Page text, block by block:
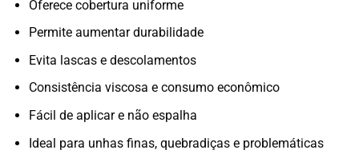
Oferece cobertura uniforme
Permite aumentar durabilidade
Evita lascas e descolamentos
Consistência viscosa e consumo econômico
Fácil de aplicar e não espalha
Ideal para unhas finas, quebradiças e problemáticas